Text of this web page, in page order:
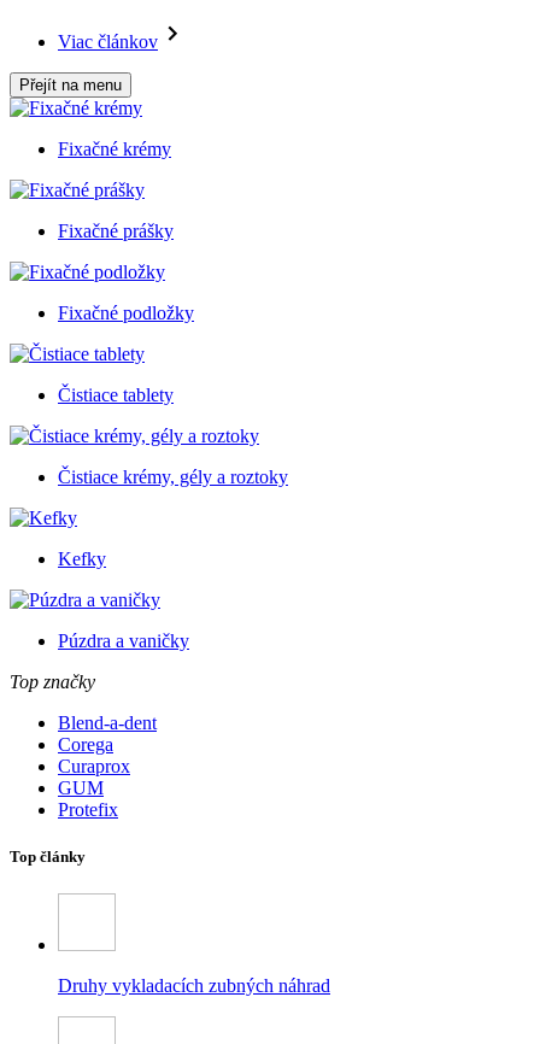
Viac článkov
Přejít na menu
Fixačné krémy
Fixačné prášky
Fixačné podložky
Čistiace tablety
Čistiace krémy, gély a roztoky
Kefky
Púzdra a vaničky
Top značky
Blend-a-dent
Corega
Curaprox
GUM
Protefix
Top články
Druhy vykladacích zubných náhrad